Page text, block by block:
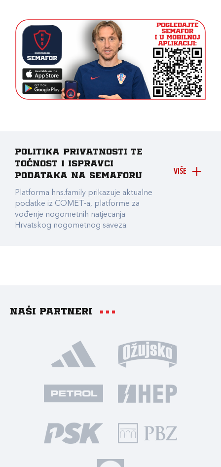
VIŠE
Politika privatnosti te
točnost i ispravci
podataka na Semaforu
Platforma hns.family prikazuje aktualne
podatke iz COMET-a, platforme za
vođenje nogometnih natjecanja
Hrvatskog nogometnog saveza.
Naši partneri